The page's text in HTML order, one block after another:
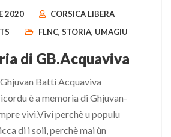
2020
CORSICA LIBERA
FLNC, STORIA, UMAGIU
di GB.Acquaviva
Batti Acquaviva
è a memoria di Ghjuvan-
vivi.Vivi perchè u populu
di i soii, perchè mai ùn